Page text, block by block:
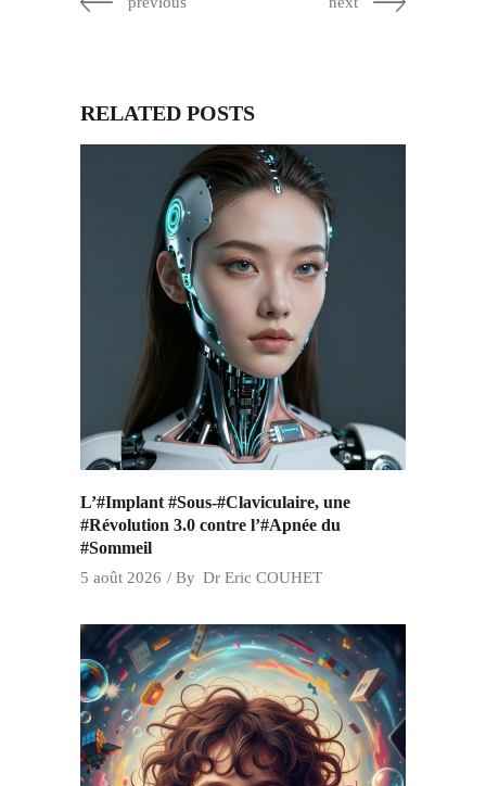
RELATED POSTS
L’#Implant #Sous-#Claviculaire, une
#Révolution 3.0 contre l’#Apnée du
#Sommeil
5 août 2026 By Dr Eric COUHET